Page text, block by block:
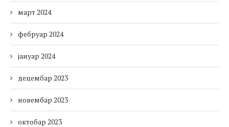
март 2024
фебруар 2024
јануар 2024
децембар 2023
новембар 2023
октобар 2023